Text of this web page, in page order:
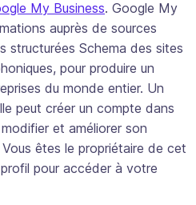
My Business. Google My
auprès de sources
structurées Schema des sites
pour produire un
du monde entier. Un
peut créer un compte dans
et améliorer son
êtes le propriétaire de cet
pour accéder à votre